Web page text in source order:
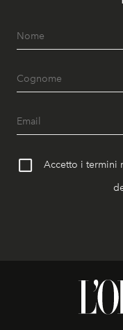
Accetto i termini